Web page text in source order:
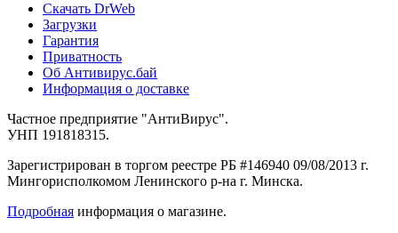
Cкачать DrWeb
Загрузки
Гарантия
Приватность
Об Антивирус.бай
Информация о доставке
Частное предприятие "АнтиВирус".
УНП 191818315.
Зарегистрирован в торгом реестре РБ #146940 09/08/2013 г.
Мингорисполкомом Ленинского р-на г. Минска.
Подробная информация о магазине.